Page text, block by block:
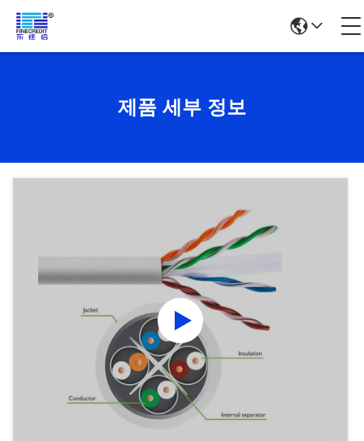
제품 세부 정보